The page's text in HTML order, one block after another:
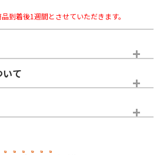
到着後1週間とさせていただきます。
観により判断しておりますので、あら
ご了承ください。
て
ルセット